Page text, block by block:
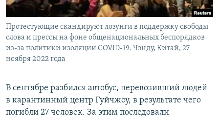
Протестующие скандируют лозунги в поддержку свободы
слова и прессы на фоне общенациональных беспорядков
из-за политики изоляции COVID-19. Чэнду, Китай, 27
ноября 2022 года
В сентябре разбился автобус, перевозивший людей
в карантинный центр Гуйчжоу, в результате чего
погибли 27 человек. За этим последовали